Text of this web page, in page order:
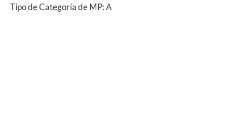
Tipo de Categoría de MP: A